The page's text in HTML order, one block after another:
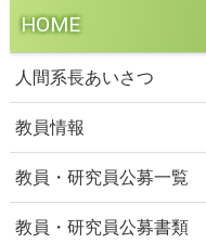
HOME
人間系長あいさつ
教員情報
教員・研究員公募一覧
教員・研究員公募書類